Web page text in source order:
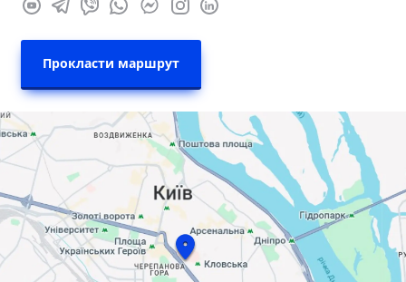
Прокласти маршрут